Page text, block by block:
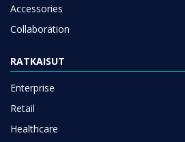
Accessories
Collaboration
RATKAISUT
Enterprise
Retail
Healthcare